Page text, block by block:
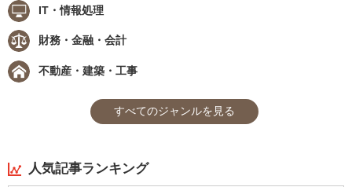
IT・情報処理
財務・金融・会計
不動産・建築・工事
すべてのジャンルを見る
人気記事ランキング